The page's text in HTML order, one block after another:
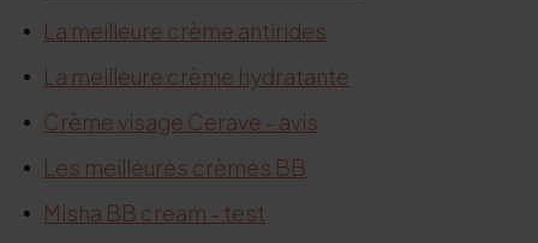
La meilleure crème antirides
La meilleure crème hydratante
Crème visage Cerave - avis
Les meilleures crèmes BB
Misha BB cream - test